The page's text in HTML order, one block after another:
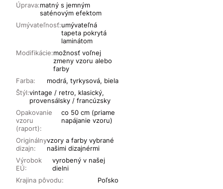
Úprava:matný s jemným
saténovým efektom
Umývateľnosť:umývateľná
tapeta pokrytá
laminátom
Modifikácie:možnosť voľnej
zmeny vzoru alebo
farby
Farba:
modrá, tyrkysová, biela
Opakovanie
vzoru
(raport):
co 50 cm (priame
napájanie vzoru)
Originálny
dizajn:
vzory a farby vybrané
našimi dizajnérmi
Výrobok
EÚ:
vyrobený v našej
dielni
Štýl:vintage / retro, klasický,
provensálsky / francúzsky
Krajina pôvodu: Poľsko